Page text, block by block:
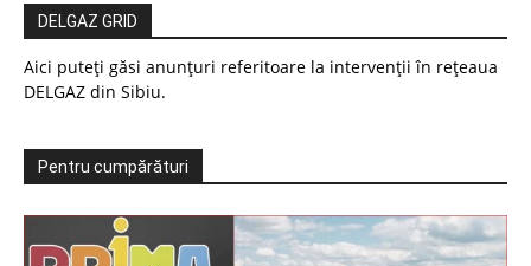
DELGAZ GRID
Aici puteți găsi anunțuri referitoare la intervenții în rețeaua
DELGAZ din Sibiu.
Pentru cumpărături